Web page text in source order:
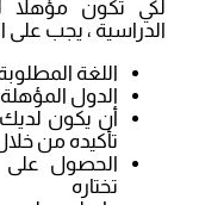
لكي تكون مؤهلاً
الدراسية ، يجب على
اللغة
الدول
أن يكون لديك
تأكيده من
الحصول على
تختاره